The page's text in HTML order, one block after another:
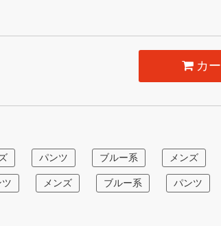
カ
パンツ ブルー系 メンズ
メンズ ブルー系 パンツ